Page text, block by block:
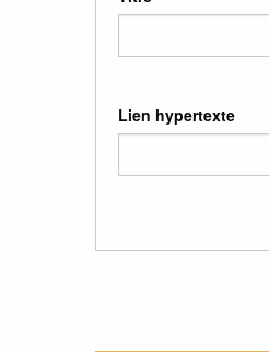
Lien hypertexte